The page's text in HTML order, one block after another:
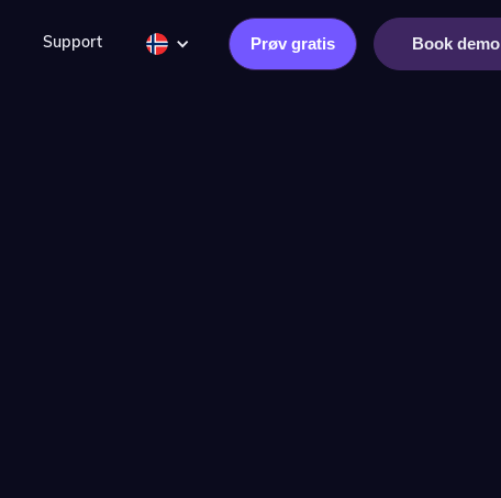
Support Prøv gratis Book demo